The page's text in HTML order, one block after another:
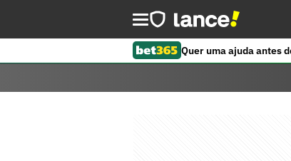
Quer uma ajuda antes